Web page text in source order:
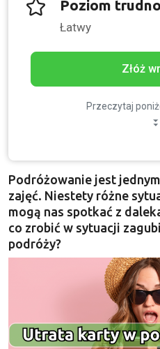
Poziom
Łatwy
Złóż
Przeczytaj
Podróżowanie jest
zajęć. Niestety różne
mogą nas spotkać z
co zrobić w sytuacji
podróży?